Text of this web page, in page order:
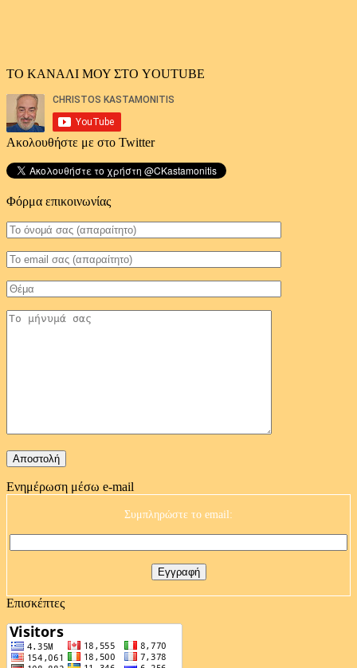
ΤΟ ΚΑΝΑΛΙ ΜΟΥ ΣΤΟ YOUTUBE
Ακολουθήστε με στο Twitter
Φόρμα επικοινωνίας
Ενημέρωση μέσω e-mail
Συμπληρώστε το email:
Επισκέπτες